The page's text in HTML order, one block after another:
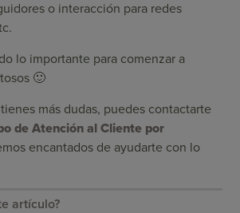
o interacción para redes
lo importante para comenzar a
🙂
más dudas, puedes contactarte
de Atención al Cliente por
encantados de ayudarte con lo
artículo?